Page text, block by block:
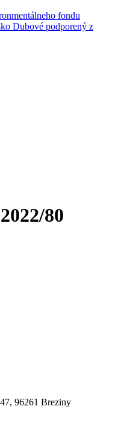
fondu
Dubové podporený z
80
96261 Breziny